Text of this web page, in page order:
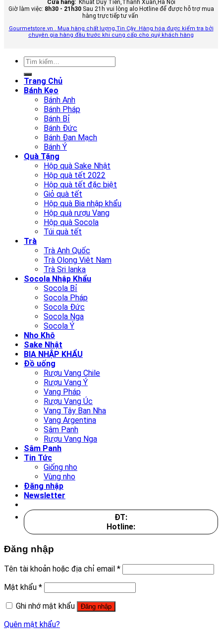
Cửa hàng:Khuất Duy Tiến,Thanh Xuân,Hà Nội
Giờ làm việc: 8h30 - 21h30Sau 21h vui lòng alo Hotline để được hỗ trợ mua
hàng trực tiếp tư vấn
Gourmetstore.vn . Mua hàng chất lượng,Tin Cậy .Hàng hóa được kiểm tra bởi
chuyên gia hàng đầu trước khi cung cấp cho quý khách hàng
Tìm
Trang Chủ
Bánh Kẹo
Bánh Anh
Bánh Pháp
Bánh Bỉ
Bánh Đức
Bánh Đan Mạch
Bánh Ý
Quà Tặng
Hộp quà Sake Nhật
Hộp quà tết 2022
Hộp quà tết đặc biệt
Giỏ quà tết
Hộp quà Bia nhập khẩu
Hộp quà rượu Vang
Hộp quà Socola
Túi quà tết
Trà
Trà Anh Quốc
Trà Olong Viêt Nam
Trà Sri lanka
Socola Nhập Khẩu
Socola Bỉ
Socola Pháp
Socola Đức
Socola Nga
Socola Ý
Nho Khô
Sake Nhật
BIA NHẬP KHẨU
Đồ uống
Rượu Vang Chile
Rượu Vang Ý
Vang Pháp
Rượu Vang Úc
Vang Tây Ban Nha
Vang Argentina
Sâm Panh
Rượu Vang Nga
Sâm Panh
Tin Tức
Giống nho
Vùng nho
Đăng nhập
Newsletter
ĐT:
Hotline:
Đăng nhập
Tên tài khoản hoặc địa chỉ email *
Mật khẩu *
Ghi nhớ mật khẩu
Đăng nhập
Quên mật khẩu?